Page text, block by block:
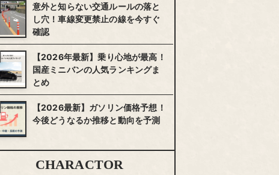
意外と知らない交通ルールの落と
し穴！車線変更禁止の線を今すぐ
確認
【2026年最新】乗り心地が最高！
国産ミニバンの人気ランキングま
とめ
【2026最新】ガソリン価格予想！
今後どうなるか推移と動向を予測
CHARACTOR